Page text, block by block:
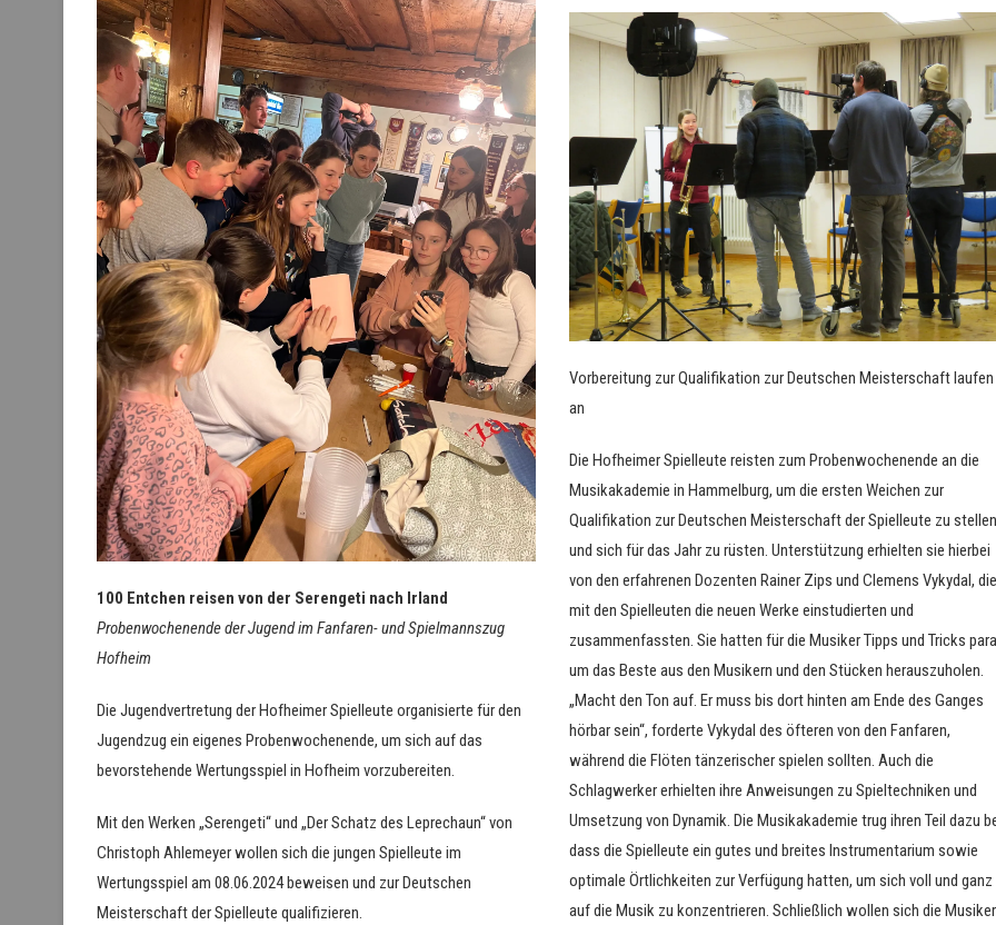
100 Entchen reisen von der Serengeti nach Irland
Probenwochenende der Jugend im Fanfaren- und Spielmannszug
Hofheim
Die Jugendvertretung der Hofheimer Spielleute organisierte für den
Jugendzug ein eigenes Probenwochenende, um sich auf das
bevorstehende Wertungsspiel in Hofheim vorzubereiten.
Mit den Werken „Serengeti“ und „Der Schatz des Leprechaun“ von
Christoph Ahlemeyer wollen sich die jungen Spielleute im
Wertungsspiel am 08.06.2024 beweisen und zur Deutschen
Meisterschaft der Spielleute qualifizieren.
Vorbereitung zur Qualifikation zur Deutschen Meisterschaft laufen
an
Die Hofheimer Spielleute reisten zum Probenwochenende an die
Musikakademie in Hammelburg, um die ersten Weichen zur
Qualifikation zur Deutschen Meisterschaft der Spielleute zu stellen
und sich für das Jahr zu rüsten. Unterstützung erhielten sie hierbei
von den erfahrenen Dozenten Rainer Zips und Clemens Vykydal, die
mit den Spielleuten die neuen Werke einstudierten und
zusammenfassten. Sie hatten für die Musiker Tipps und Tricks
um das Beste aus den Musikern und den Stücken herauszuholen.
„Macht den Ton auf. Er muss bis dort hinten am Ende des Ganges
hörbar sein“, forderte Vykydal des öfteren von den Fanfaren,
während die Flöten tänzerischer spielen sollten. Auch die
Schlagwerker erhielten ihre Anweisungen zu Spieltechniken und
Umsetzung von Dynamik. Die Musikakademie trug ihren Teil dazu
dass die Spielleute ein gutes und breites Instrumentarium sowie
optimale Örtlichkeiten zur Verfügung hatten, um sich voll und ganz
auf die Musik zu konzentrieren. Schließlich wollen sich die Musiker